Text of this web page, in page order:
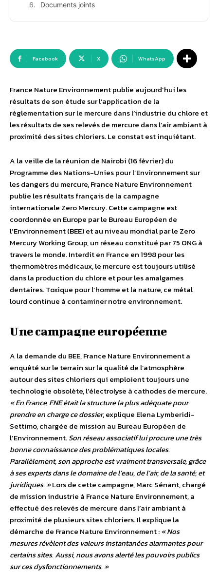
Documents joints
Facebook X WhatsApp
France Nature Environnement publie aujourd’hui les
résultats de son étude sur l’application de la
réglementation sur le mercure dans l’industrie du chlore et
les résultats de ses relevés de mercure dans l’air ambiant à
proximité des sites chloriers. Le constat est inquiétant.
A la veille de la réunion de Nairobi (16 février) du
Programme des Nations-Unies pour l’Environnement sur
les dangers du mercure, France Nature Environnement
publie les résultats français de la campagne
internationale Zero Mercury. Cette campagne est
coordonnée en Europe par le Bureau Européen de
l’Environnement (BEE) et au niveau mondial par le Zero
Mercury Working Group, un réseau constitué par 75 ONG à
travers le monde. Interdit en France en 1998 pour les
thermomètres médicaux, le mercure est toujours utilisé
dans la production du chlore et pour les amalgames
dentaires. Toxique pour l’homme et la nature, ce métal
lourd continue à contaminer notre environnement.
Une campagne européenne
A la demande du BEE, France Nature Environnement a
enquêté sur le terrain sur la qualité de l’atmosphère
autour des sites chloriers qui emploient toujours une
technologie obsolète, l’électrolyse à cathodes de mercure.
« En France, FNE était la structure la plus adéquate pour
prendre en charge ce dossier, explique Elena Lymberidi-
Settimo, chargée de mission au Bureau Européen de
l’Environnement.Son réseau associatif lui procure une très
bonne connaissance des problématiques locales.
Parallèlement, son approche est vraiment transversale, grâce
à ses experts dans le domaine de l’eau, de l’air, de la santé; et
juridiques. »Lors de cette campagne, Marc Sénant, chargé
de mission industrie à France Nature Environnement, a
effectué des relevés de mercure dans l’air ambiant à
proximité de plusieurs sites chloriers. Il explique la
démarche de France Nature Environnement :« Nos
mesures révèlent des valeurs instantanées alarmantes pour
certains sites. Aussi, nous avons alerté les pouvoirs publics
sur ces dysfonctionnements. »